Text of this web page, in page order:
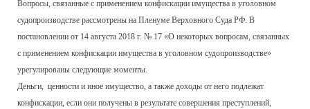
Вопросы, связанные с применением конфискации имущества в уголовном
судопроизводстве рассмотрены на Пленуме Верховного Суда РФ. В
постановлении от 14 августа 2018 г. № 17 «О некоторых вопросам, связанных
с применением конфискации имущества в уголовном судопроизводстве»
урегулированы следующие моменты.
Деньги, ценности и иное имущество, а также доходы от него подлежат
конфискации, если они получены в результате совершения преступлений,